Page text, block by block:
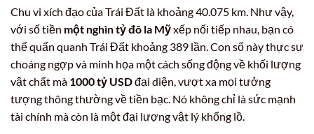
Chu vi xích đạo của Trái Đất là khoảng 40.075 km. Như vậy,
với số tiền một nghìn tỷ đô la Mỹxếp nối tiếp nhau, bạn có
thể quấn quanh Trái Đất khoảng 389 lần. Con số này thực sự
choáng ngợp và minh họa một cách sống động về khối lượng
vật chất mà 1000 tỷ USDđại diện, vượt xa mọi tưởng
tượng thông thường về tiền bạc. Nó không chỉ là sức mạnh
tài chính mà còn là một đại lượng vật lý khổng lồ.